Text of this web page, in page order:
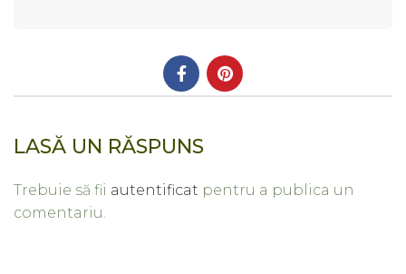
LASĂ UN RĂSPUNS
Trebuie să fii autentificat pentru a publica un
comentariu.